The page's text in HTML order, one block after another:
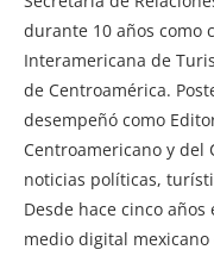
durante 10 años como
Interamericana de
de Centroamérica.
desempeñó como
Centroamericano y del
noticias políticas,
Desde hace cinco
medio digital